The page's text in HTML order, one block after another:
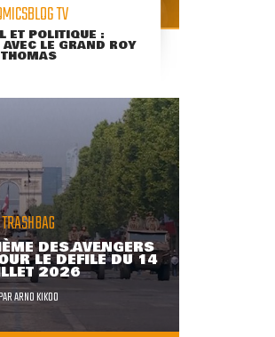
TV
ET POLITIQUE :
LE GRAND ROY
THOMAS
TRASHBAG
DES AVENGERS
LE DÉFILÉ DU 14
2026
ARNO KIKOO